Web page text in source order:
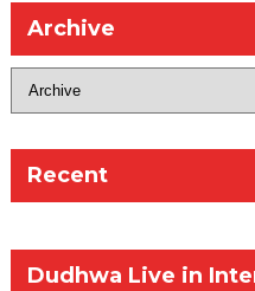
Archive
Recent
Dudhwa Live in